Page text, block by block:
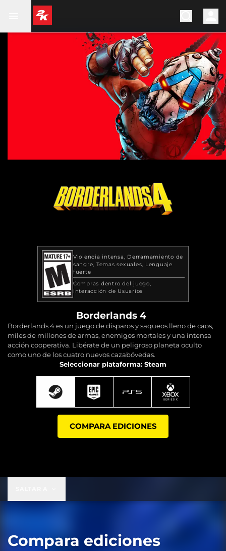
Violencia intensa
Derramamiento de
sangre Temas sexuales Lenguaje
fuerte
Compras dentro del juego
Interacción de Usuarios
Borderlands 4
Borderlands 4 es un juego de disparos y saqueos lleno de caos,
miles de millones de armas, enemigos mortales y una intensa
acción cooperativa. Libérate de un peligroso planeta oculto
como uno de los cuatro nuevos cazabóvedas.
Seleccionar plataforma: Steam
COMPARA EDICIONES
Compara ediciones